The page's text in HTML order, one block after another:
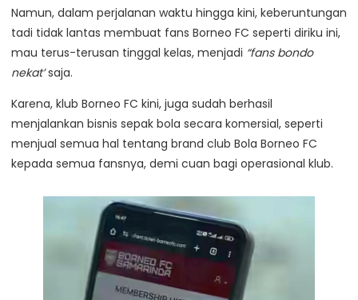
Namun, dalam perjalanan waktu hingga kini, keberuntungan
tadi tidak lantas membuat fans Borneo FC seperti diriku ini,
mau terus-terusan tinggal kelas, menjadi “fans bondo
nekat’saja.
Karena, klub Borneo FC kini, juga sudah berhasil
menjalankan bisnis sepak bola secara komersial, seperti
menjual semua hal tentang brand club Bola Borneo FC
kepada semua fansnya, demi cuan bagi operasional klub.